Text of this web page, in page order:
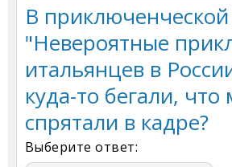
В
"Невероятные
итальянцев в
куда-то бегали, что
спрятали в кадре?
Выберите ответ: